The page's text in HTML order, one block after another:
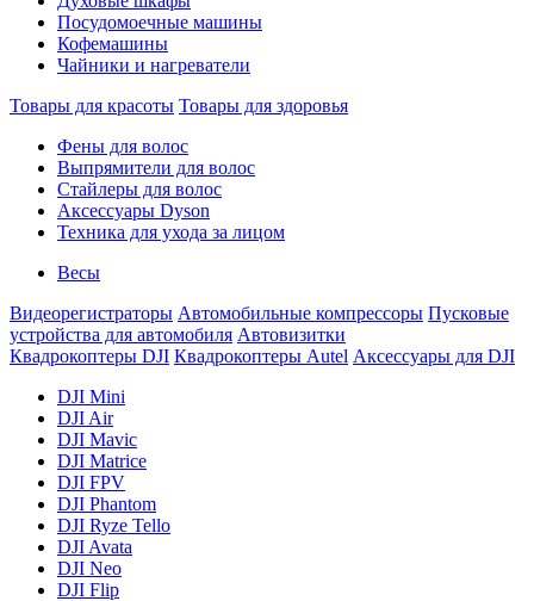
Посудомоечные машины
Кофемашины
Чайники и нагреватели
Товары для красоты Товары для здоровья
Фены для волос
Выпрямители для волос
Стайлеры для волос
Аксессуары Dyson
Техника для ухода за лицом
Весы
Видеорегистраторы Автомобильные компрессоры Пусковые
устройства для автомобиля Автовизитки
Квадрокоптеры DJI Квадрокоптеры Autel Аксессуары для DJI
DJI Mini
DJI Air
DJI Mavic
DJI Matrice
DJI FPV
DJI Phantom
DJI Ryze Tello
DJI Avata
DJI Neo
DJI Flip